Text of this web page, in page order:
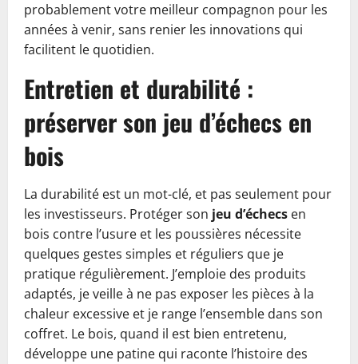
probablement votre meilleur compagnon pour les
années à venir, sans renier les innovations qui
facilitent le quotidien.
Entretien et durabilité :
préserver son jeu d’échecs en
bois
La durabilité est un mot-clé, et pas seulement pour
les investisseurs. Protéger son jeu d’échecs en
bois contre l’usure et les poussières nécessite
quelques gestes simples et réguliers que je
pratique régulièrement. J’emploie des produits
adaptés, je veille à ne pas exposer les pièces à la
chaleur excessive et je range l’ensemble dans son
coffret. Le bois, quand il est bien entretenu,
développe une patine qui raconte l’histoire des